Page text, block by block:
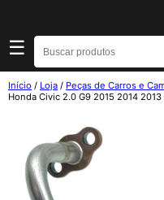
☰
Início / Loja / Peças de Carros e
Honda Civic 2.0 G9 2015 2014 2013